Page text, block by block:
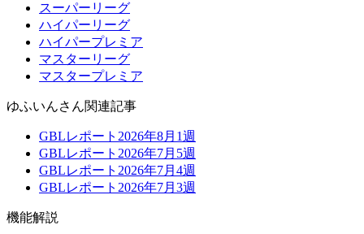
スーパーリーグ
ハイパーリーグ
ハイパープレミア
マスターリーグ
マスタープレミア
ゆふいんさん関連記事
GBLレポート2026年8月1週
GBLレポート2026年7月5週
GBLレポート2026年7月4週
GBLレポート2026年7月3週
機能解説